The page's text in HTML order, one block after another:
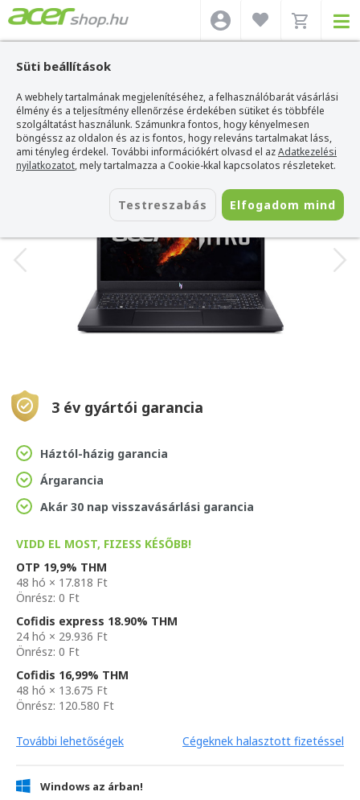
Süti beállítások
A webhely tartalmának megjelenítéséhez, a felhasználóbarát vásárlási
élmény és a teljesítmény ellenőrzése érdekében sütiket és többféle
szolgáltatást használunk. Számunkra fontos, hogy kényelmesen
böngéssz az oldalon és az is fontos, hogy releváns tartalmakat láss,
ami tényleg érdekel. További információkért olvasd el azAdatkezelési
nyilatkozatot, mely tartalmazza a Cookie-kkal kapcsolatos részleteket.
Testreszabás Elfogadom mind
Acer webshop>Acer laptop>Nitro>Acer Nitro V - ANV15-41-R56A
Acer Nitro V - ANV15-41-R56A
Azonosító: NH.QPEEU.006_SSD1T_MEM32
3 év gyártói garancia
Háztól-házig garancia
Árgarancia
Akár 30 nap visszavásárlási garancia
VIDD EL MOST, FIZESS KÉSŐBB!
OTP 19,9% THM
48 hó × 17.818 Ft
Önrész: 0 Ft
Cofidis express 18.90% THM
24 hó × 29.936 Ft
Önrész: 0 Ft
Cofidis 16,99% THM
48 hó × 13.675 Ft
Önrész: 120.580 Ft
További lehetőségek Cégeknek halasztott fizetéssel
Windows az árban!